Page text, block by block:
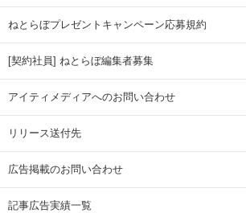
ねとらぼプレゼントキャンペーン応募規約
[契約社員] ねとらぼ編集者募集
アイティメディアへのお問い合わせ
リリース送付先
広告掲載のお問い合わせ
記事広告実績一覧